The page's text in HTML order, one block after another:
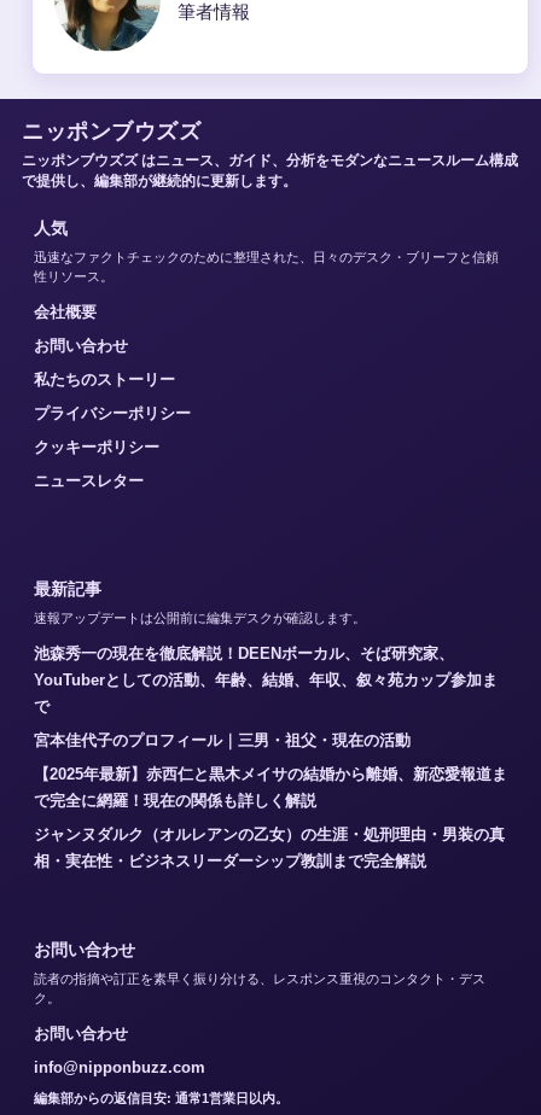
筆者情報
ニッポンブウズズ
ニッポンブウズズ はニュース、ガイド、分析をモダンなニュースルーム構成
で提供し、編集部が継続的に更新します。
人気
迅速なファクトチェックのために整理された、日々のデスク・ブリーフと信頼
性リソース。
会社概要
お問い合わせ
私たちのストーリー
プライバシーポリシー
クッキーポリシー
ニュースレター
最新記事
速報アップデートは公開前に編集デスクが確認します。
池森秀一の現在を徹底解説！DEENボーカル、そば研究家、
YouTuberとしての活動、年齢、結婚、年収、叙々苑カップ参加ま
で
宮本佳代子のプロフィール｜三男・祖父・現在の活動
【2025年最新】赤西仁と黒木メイサの結婚から離婚、新恋愛報道ま
で完全に網羅！現在の関係も詳しく解説
ジャンヌダルク（オルレアンの乙女）の生涯・処刑理由・男装の真
相・実在性・ビジネスリーダーシップ教訓まで完全解説
お問い合わせ
読者の指摘や訂正を素早く振り分ける、レスポンス重視のコンタクト・デス
ク。
お問い合わせ
info@nipponbuzz.com
編集部からの返信目安: 通常1営業日以内。